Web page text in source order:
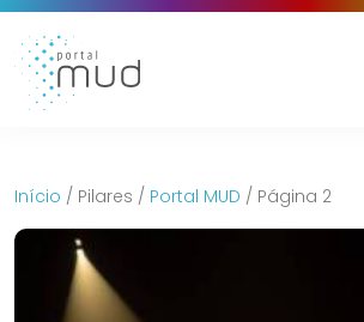
Início / Pilares / Portal MUD / Página 2